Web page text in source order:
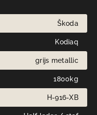
Škoda
Kodiaq
grijs metallic
1800kg
H-916-XB